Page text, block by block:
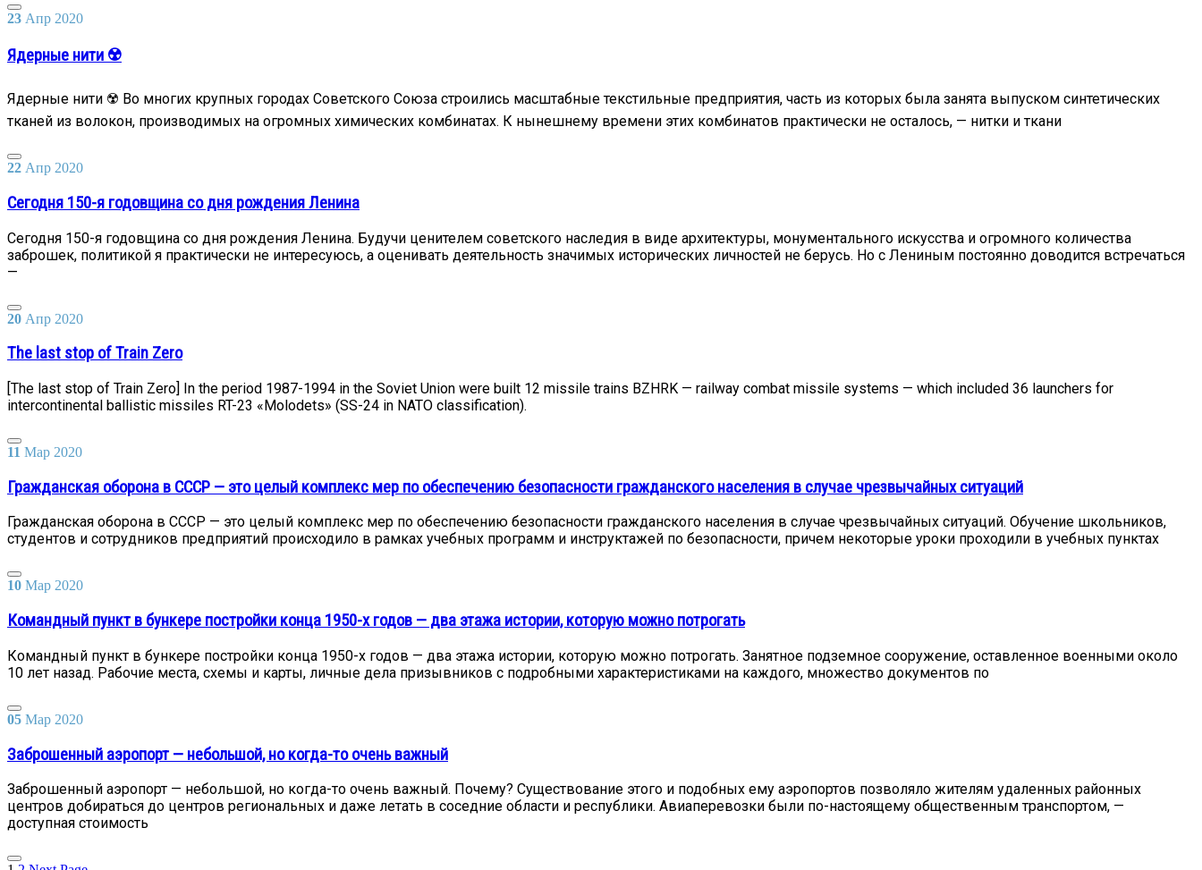
23 Апр 2020
Ядерные нити ☢️
Ядерные нити ☢️ Во многих крупных городах Советского Союза строились масштабные текстильные предприятия, часть из которых была занята выпуском синтетических
тканей из волокон, производимых на огромных химических комбинатах. К нынешнему времени этих комбинатов практически не осталось, — нитки и ткани
22 Апр 2020
Сегодня 150-я годовщина со дня рождения Ленина
Сегодня 150-я годовщина со дня рождения Ленина. Будучи ценителем советского наследия в виде архитектуры, монументального искусства и огромного количества
заброшек, политикой я практически не интересуюсь, а оценивать деятельность значимых исторических личностей не берусь. Но с Лениным постоянно доводится встречаться
—
20 Апр 2020
The last stop of Train Zero
[The last stop of Train Zero] In the period 1987-1994 in the Soviet Union were built 12 missile trains BZHRK — railway combat missile systems — which included 36 launchers for
intercontinental ballistic missiles RT-23 «Molodets» (SS-24 in NATO classification).
11 Мар 2020
Гражданская оборона в СССР — это целый комплекс мер по обеспечению безопасности гражданского населения в случае чрезвычайных ситуаций
Гражданская оборона в СССР — это целый комплекс мер по обеспечению безопасности гражданского населения в случае чрезвычайных ситуаций. Обучение школьников,
студентов и сотрудников предприятий происходило в рамках учебных программ и инструктажей по безопасности, причем некоторые уроки проходили в учебных пунктах
10 Мар 2020
Командный пункт в бункере постройки конца 1950-х годов — два этажа истории, которую можно потрогать
Командный пункт в бункере постройки конца 1950-х годов — два этажа истории, которую можно потрогать. Занятное подземное сооружение, оставленное военными около
10 лет назад. Рабочие места, схемы и карты, личные дела призывников с подробными характеристиками на каждого, множество документов по
05 Мар 2020
Заброшенный аэропорт — небольшой, но когда-то очень важный
Заброшенный аэропорт — небольшой, но когда-то очень важный. Почему? Существование этого и подобных ему аэропортов позволяло жителям удаленных районных
центров добираться до центров региональных и даже летать в соседние области и республики. Авиаперевозки были по-настоящему общественным транспортом, —
доступная стоимость